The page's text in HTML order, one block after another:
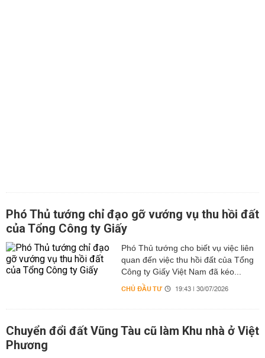
Phó Thủ tướng chỉ đạo gỡ vướng vụ thu hồi đất
của Tổng Công ty Giấy
Phó Thủ tướng cho biết vụ việc liên
quan đến việc thu hồi đất của Tổng
Công ty Giấy Việt Nam đã kéo...
CHỦ ĐẦU TƯ 19:43 | 30/07/2026
Chuyển đổi đất Vũng Tàu cũ làm Khu nhà ở Việt
Phương